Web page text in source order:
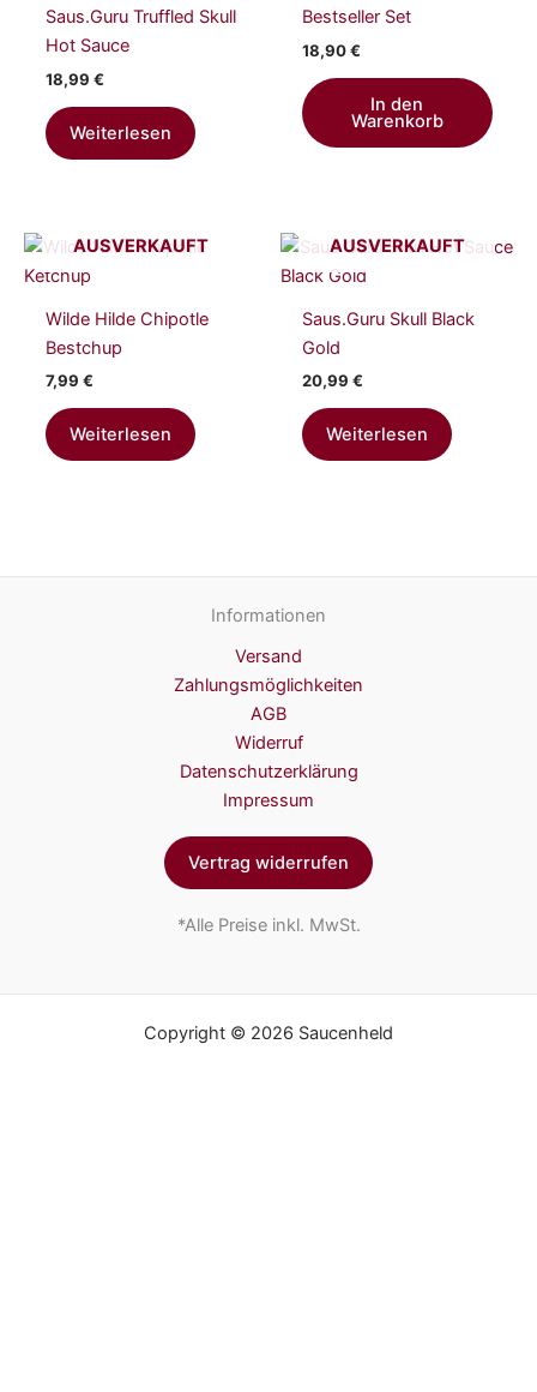
Saus.Guru Truffled Skull
Hot Sauce
18,99 €
Weiterlesen
Bestseller Set
18,90€
In den
Warenkorb
AUSVERKAUFT
Wilde Hilde Chipotle
Bestchup
7,99 €
Weiterlesen
AUSVERKAUFT
Saus.Guru Skull Black
Gold
20,99 €
Weiterlesen
Informationen
Versand
Zahlungsmöglichkeiten
AGB
Widerruf
Datenschutzerklärung
Impressum
Vertrag widerrufen
*Alle Preise inkl. MwSt.
Copyright © 2026 Saucenheld